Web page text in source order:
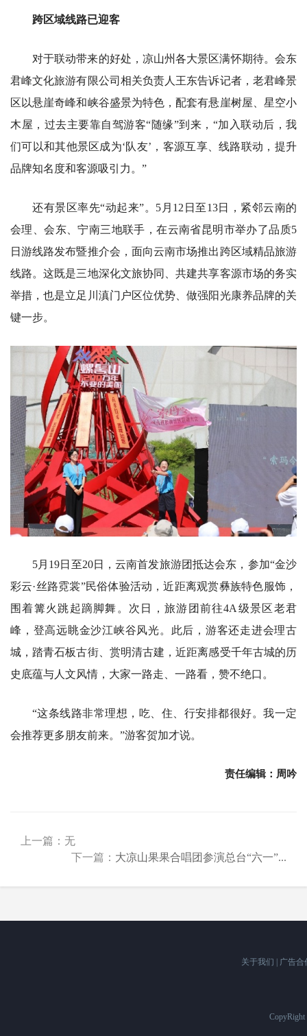
跨区域线路已迎客
对于联动带来的好处，凉山州各大景区满怀期待。会东
君峰文化旅游有限公司相关负责人王东告诉记者，老君峰景
区以悬崖奇峰和峡谷盛景为特色，配套有悬崖树屋、星空小
木屋，过去主要靠自驾游客“随缘”到来，“加入联动后，我
们可以和其他景区成为‘队友’，客源互享、线路联动，提升
品牌知名度和客源吸引力。”
还有景区率先“动起来”。5月12日至13日，紧邻云南的
会理、会东、宁南三地联手，在云南省昆明市举办了品质5
日游线路发布暨推介会，面向云南市场推出跨区域精品旅游
线路。这既是三地深化文旅协同、共建共享客源市场的务实
举措，也是立足川滇门户区位优势、做强阳光康养品牌的关
键一步。
5月19日至20日，云南首发旅游团抵达会东，参加“金沙
彩云·丝路霓裳”民俗体验活动，近距离观赏彝族特色服饰，
围着篝火跳起蹢脚舞。次日，旅游团前往4A级景区老君
峰，登高远眺金沙江峡谷风光。此后，游客还走进会理古
城，踏青石板古街、赏明清古建，近距离感受千年古城的历
史底蕴与人文风情，大家一路走、一路看，赞不绝口。
“这条线路非常理想，吃、住、行安排都很好。我一定
会推荐更多朋友前来。”游客贺加才说。
责任编辑：周吟
上一篇：无
下一篇： 大凉山果果合唱团参演总台“六一”...
关于我们 广告